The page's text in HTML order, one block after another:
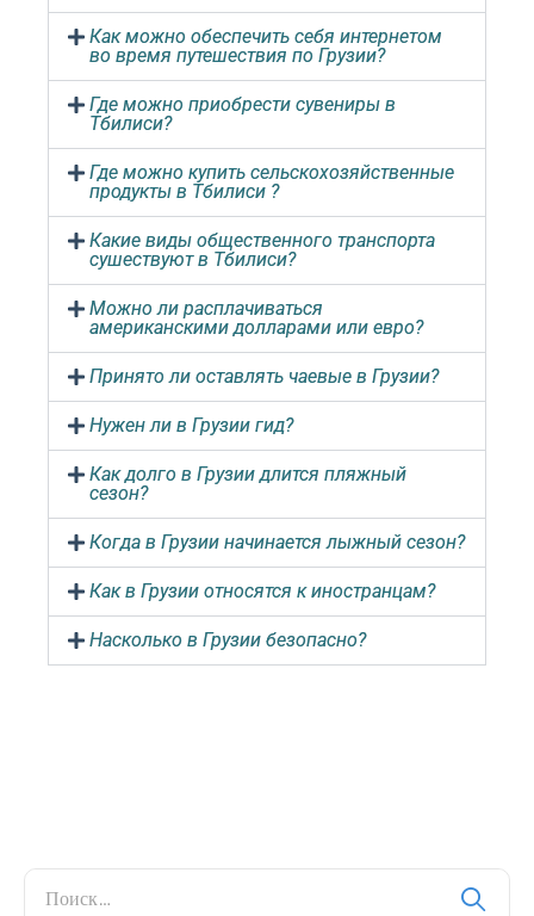
Как можно обеспечить себя интернетом
во время путешествия по Грузии?
Где можно приобрести сувениры в
Тбилиси?
Где можно купить сельскохозяйственные
продукты в Тбилиси ?
Какие виды общественного транспорта
сушествуют в Тбилиси?
Можно ли расплачиваться
американскими долларами или евро?
Принято ли оставлять чаевые в Грузии?
Нужен ли в Грузии гид?
Как долго в Грузии длится пляжный
сезон?
Когда в Грузии начинается лыжный сезон?
Как в Грузии относятся к иностранцам?
Насколько в Грузии безопасно?